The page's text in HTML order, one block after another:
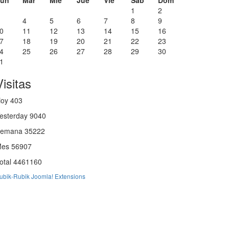
1
2
4 5 6 7 8
9
11 12 13 14 15
16
18 19 20 21 22
23
25 26 27 28 29
30
403
9040
35222
56907
4461160
Rubik Joomla! Extensions